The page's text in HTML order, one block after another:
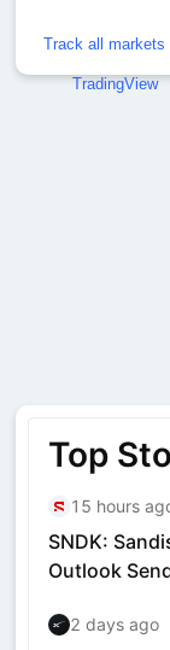
Track all markets
TradingView